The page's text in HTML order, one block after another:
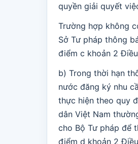
quyền giải quyết
Trường hợp không
Sở Tư pháp thông
điểm c khoản 2
b) Trong thời hạn
nước đăng ký nhu
thực hiện theo quy
dân Việt Nam
cho Bộ Tư pháp để
điểm d khoản 2